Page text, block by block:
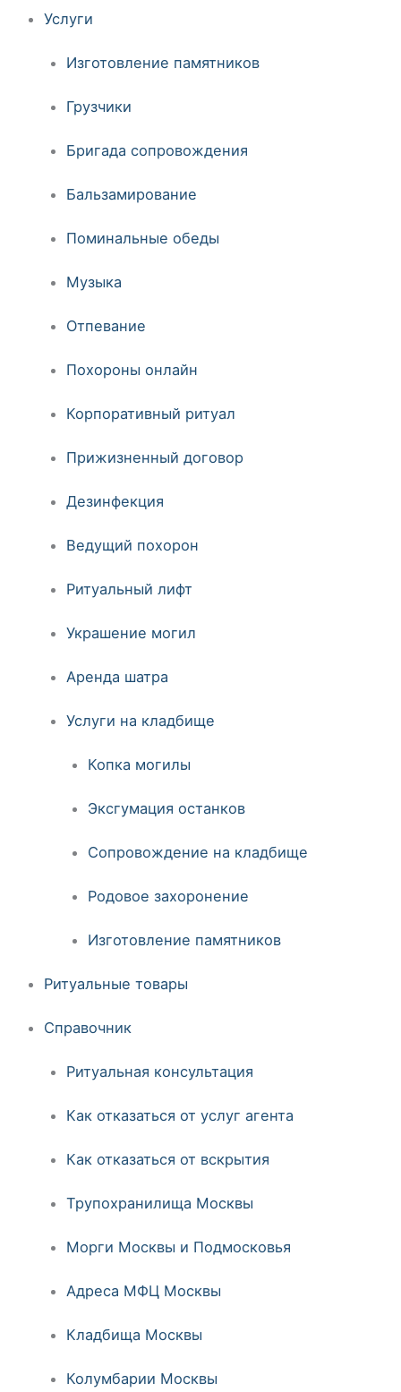
Услуги
Изготовление памятников
Грузчики
Бригада сопровождения
Бальзамирование
Поминальные обеды
Музыка
Отпевание
Похороны онлайн
Корпоративный ритуал
Прижизненный договор
Дезинфекция
Ведущий похорон
Ритуальный лифт
Украшение могил
Аренда шатра
Услуги на кладбище
Копка могилы
Эксгумация останков
Сопровождение на кладбище
Родовое захоронение
Изготовление памятников
Ритуальные товары
Справочник
Ритуальная консультация
Как отказаться от услуг агента
Как отказаться от вскрытия
Трупохранилища Москвы
Морги Москвы и Подмосковья
Адреса МФЦ Москвы
Кладбища Москвы
Колумбарии Москвы